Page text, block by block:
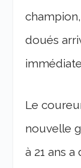
doués
Le
nouvelle
à 21 ans